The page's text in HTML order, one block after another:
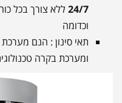
24/7ללא צורך בכל
וכדומה
תאי סינון : הנם
ומערכת בקרה